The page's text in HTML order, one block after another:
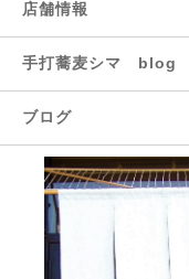
店舗情報
手打蕎麦シマ blog
ブログ